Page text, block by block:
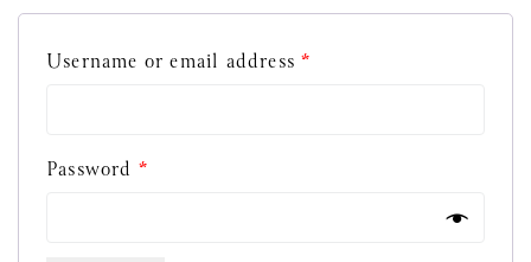
Username or email address*
Password *